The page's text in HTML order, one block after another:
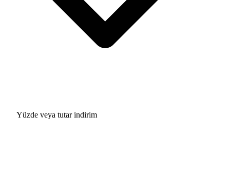
Yüzde veya tutar indirim